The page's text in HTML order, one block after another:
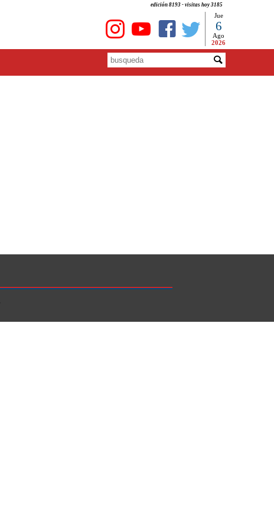
edición 8193 - visitas hoy 3185
Jue
6
Ago
2026